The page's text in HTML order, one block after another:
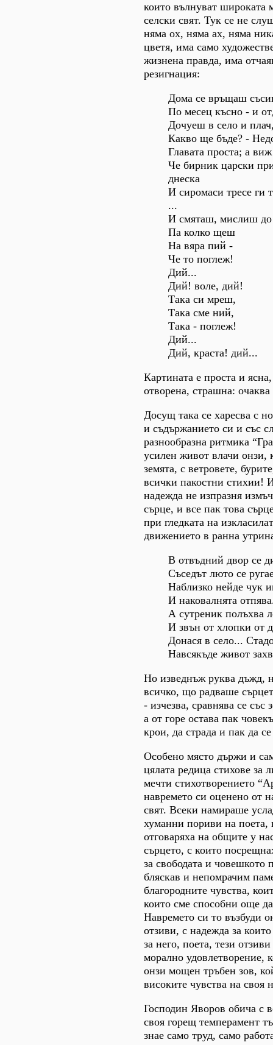
които вълнуват широката
селски свят. Тук се не
няма ох, няма ах, няма
цветя, има само
жизнена правда, има
резигнация:
Дома се връщаш
По месец късно - и
Дочуеш в село и
Какво ще бъде? -
Главата проста; а
Че бирник царски
днеска
И сиромаси тресе ги
...
И смяташ, мислиш до
Па колко щеш
На вяра пий -
Че то поглеж!
Дий...
Дий! воле, дий!
Така си мреш,
Tака сме ний,
Така - поглеж!
Дий...
Дий, краста! дий...
Картината е проста и
отворена, страшна:
Досущ така се харесва с
и съдържанието си и със
разнообразна ритмика
усилен живот влачи онзи,
земята, с ветровете,
всички пакостни стихии!
надежда не изпразня
сърце, и все пак това
при гледката на
движението в ранна
В отвъдний двор се
Съседът люто се
Наблизко нейде чук
И наковалнята
А сутреник полъхва
И звън от хлопки от
Донася в село...
Навсякъде живот
Но изведнъж руква дъжд,
всичко, що радваше
- изчезва, сравнява се със
а от горе остава пак
крои, да страда и пак да
Особено място държи и
цялата редица стихове за
мечти стихотворението
навремето си оценено от
свят. Всеки намираше
хуманни пориви на поета,
отговаряха на общите у
сърцето, с които
за свободата и човешкото
бляскав и непомрачим
благородните чувства,
които сме способни още
Навремето си то възбуди
отзиви, с надежда за
за него, поета, тези
морално удовлетворение,
онзи мощен тръбен зов,
високите чувства на своя
Господин Яворов обича с
своя горещ темперамент
знае само труд, само